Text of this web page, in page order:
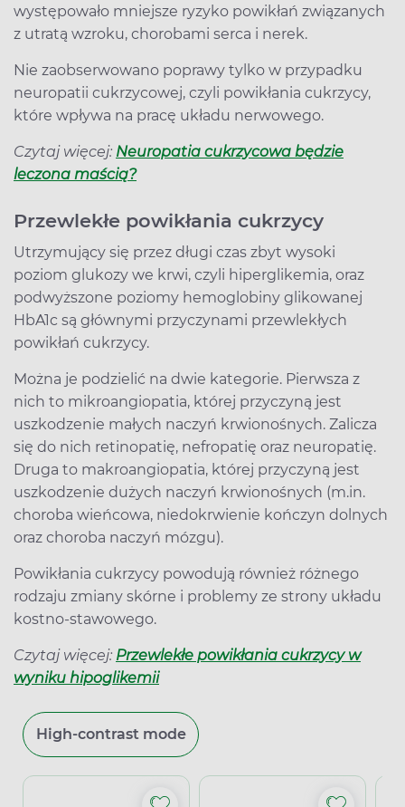
występowało mniejsze ryzyko powikłań związanych
z utratą wzroku, chorobami serca i nerek.
Nie zaobserwowano poprawy tylko w przypadku
neuropatii cukrzycowej, czyli powikłania cukrzycy,
które wpływa na pracę układu nerwowego.
Czytaj więcej: Neuropatia cukrzycowa będzie
leczona maścią?
Przewlekłe powikłania cukrzycy
Utrzymujący się przez długi czas zbyt wysoki
poziom glukozy we krwi, czyli hiperglikemia, oraz
podwyższone poziomy hemoglobiny glikowanej
HbA1c są głównymi przyczynami przewlekłych
powikłań cukrzycy.
Można je podzielić na dwie kategorie. Pierwsza z
nich to mikroangiopatia, której przyczyną jest
uszkodzenie małych naczyń krwionośnych. Zalicza
się do nich retinopatię, nefropatię oraz neuropatię.
Druga to makroangiopatia, której przyczyną jest
uszkodzenie dużych naczyń krwionośnych (m.in.
choroba wieńcowa, niedokrwienie kończyn dolnych
oraz choroba naczyń mózgu).
Powikłania cukrzycy powodują również różnego
rodzaju zmiany skórne i problemy ze strony układu
kostno-stawowego.
Czytaj więcej: Przewlekłe powikłania cukrzycy w
wyniku hipoglikemii
High-contrast mode